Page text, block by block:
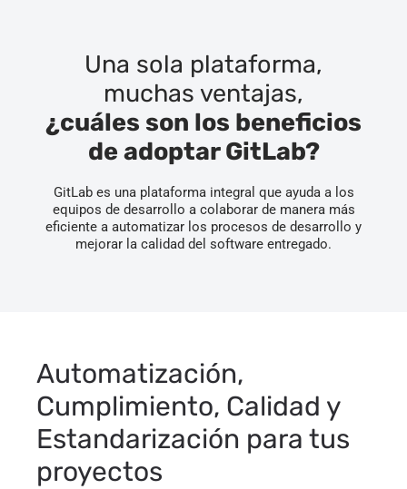
Una sola plataforma,
muchas ventajas,
¿cuáles son los beneficios
de adoptar GitLab?
GitLab es una plataforma integral que ayuda a los
equipos de desarrollo a colaborar de manera más
eficiente a automatizar los procesos de desarrollo y
mejorar la calidad del software entregado.
Automatización,
Cumplimiento, Calidad y
Estandarización para tus
proyectos